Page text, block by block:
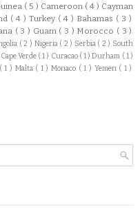
( 5 ) Cameroon ( 4 ) Cayman
( 4 ) Turkey ( 4 ) Bahamas ( 3 )
( 3 ) Guam ( 3 ) Morocco ( 3 )
( 2 ) Nigeria ( 2 ) Serbia ( 2 ) South
Cape Verde ( 1 ) Curacao ( 1 )Durham ( 1 )
( 1 ) Malta ( 1 )Monaco ( 1 ) Yemen ( 1 )